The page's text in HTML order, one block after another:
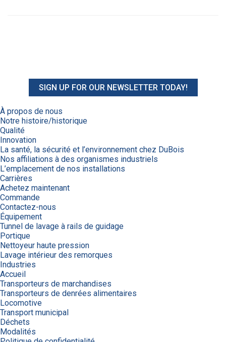
SIGN UP FOR OUR NEWSLETTER TODAY!
À propos de nous
Notre histoire/historique
Qualité
Innovation
La santé, la sécurité et l’environnement chez DuBois
Nos affiliations à des organismes industriels
L’emplacement de nos installations
Carrières
Achetez maintenant
Commande
Contactez-nous
Équipement
Tunnel de lavage à rails de guidage
Portique
Nettoyeur haute pression
Lavage intérieur des remorques
Industries
Accueil
Transporteurs de marchandises
Transporteurs de denrées alimentaires
Locomotive
Transport municipal
Déchets
Modalités